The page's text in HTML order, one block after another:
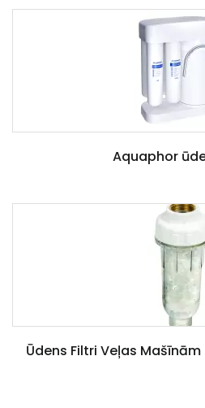
Aquaphor
Ūdens Filtri Veļas